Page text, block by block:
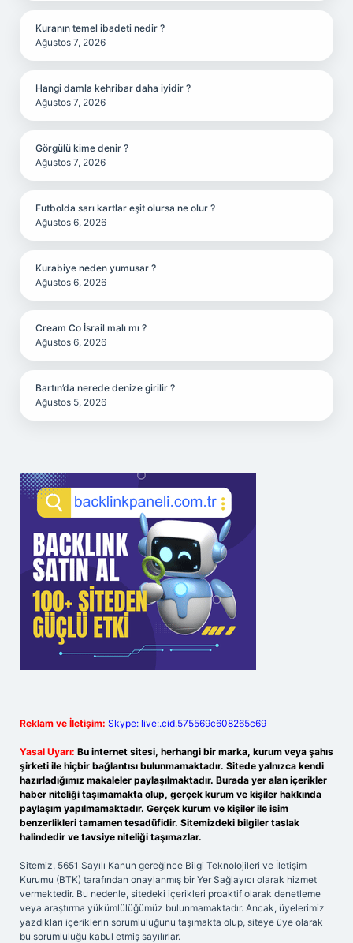
Kuranın temel ibadeti nedir ?
Ağustos 7, 2026
Hangi damla kehribar daha iyidir ?
Ağustos 7, 2026
Görgülü kime denir ?
Ağustos 7, 2026
Futbolda sarı kartlar eşit olursa ne olur ?
Ağustos 6, 2026
Kurabiye neden yumusar ?
Ağustos 6, 2026
Cream Co İsrail malı mı ?
Ağustos 6, 2026
Bartın’da nerede denize girilir ?
Ağustos 5, 2026
Reklam ve İletişim: Skype: live:.cid.575569c608265c69
Yasal Uyarı: Bu internet sitesi, herhangi bir marka, kurum veya şahıs
şirketi ile hiçbir bağlantısı bulunmamaktadır. Sitede yalnızca kendi
hazırladığımız makaleler paylaşılmaktadır. Burada yer alan içerikler
haber niteliği taşımamakta olup, gerçek kurum ve kişiler hakkında
paylaşım yapılmamaktadır. Gerçek kurum ve kişiler ile isim
benzerlikleri tamamen tesadüfidir. Sitemizdeki bilgiler taslak
halindedir ve tavsiye niteliği taşımazlar.
Sitemiz, 5651 Sayılı Kanun gereğince Bilgi Teknolojileri ve İletişim
Kurumu (BTK) tarafından onaylanmış bir Yer Sağlayıcı olarak hizmet
vermektedir. Bu nedenle, sitedeki içerikleri proaktif olarak denetleme
veya araştırma yükümlülüğümüz bulunmamaktadır. Ancak, üyelerimiz
yazdıkları içeriklerin sorumluluğunu taşımakta olup, siteye üye olarak
bu sorumluluğu kabul etmiş sayılırlar.